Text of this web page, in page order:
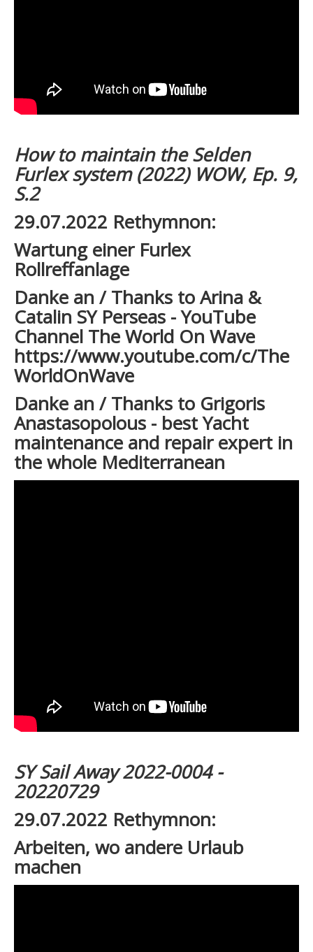
How to maintain the Selden
Furlex system (2022) WOW, Ep. 9,
S.2
29.07.2022 Rethymnon:
Wartung einer Furlex
Rollreffanlage
Danke an / Thanks to Arina &
Catalin SY Perseas - YouTube
Channel The World On Wave
https://www.youtube.com/c/The
WorldOnWave
Danke an / Thanks to Grigoris
Anastasopolous - best Yacht
maintenance and repair expert in
the whole Mediterranean
SY Sail Away 2022-0004 -
20220729
29.07.2022 Rethymnon:
Arbeiten, wo andere Urlaub
machen